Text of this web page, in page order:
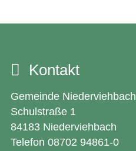
Kontakt
Gemeinde Niederviehbach
Schulstraße 1
84183 Niederviehbach
Telefon 08702 94861-0